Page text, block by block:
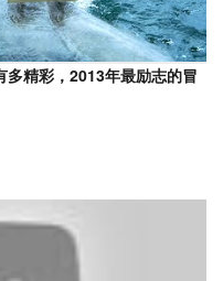
多精彩，2013年最励志的冒